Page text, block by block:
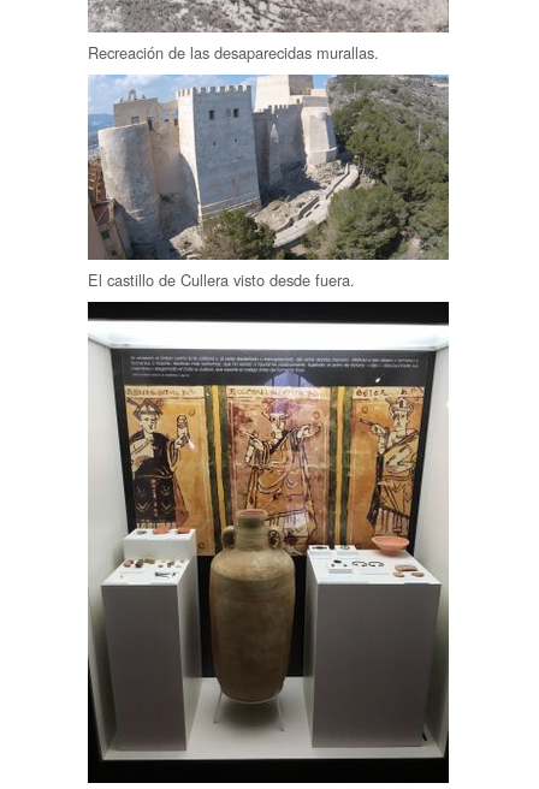
Recreación de las desaparecidas murallas.
El castillo de Cullera visto desde fuera.